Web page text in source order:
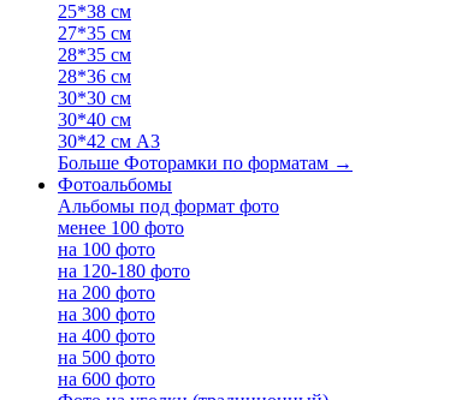
25*38 см
27*35 см
28*35 см
28*36 см
30*30 см
30*40 см
30*42 см А3
Больше Фоторамки по форматам →
Фотоальбомы
Альбомы под формат фото
менее 100 фото
на 100 фото
на 120-180 фото
на 200 фото
на 300 фото
на 400 фото
на 500 фото
на 600 фото